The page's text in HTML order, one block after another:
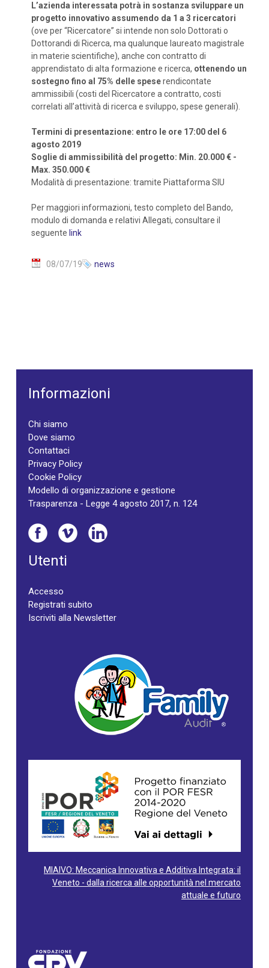
L’azienda interessata potrà in sostanza sviluppare un
progetto innovativo assumendo da 1 a 3 ricercatori
(ove per “Ricercatore” si intende non solo Dottorati o
Dottorandi di Ricerca, ma qualunque laureato magistrale
in materie scientifiche), anche con contratto di
apprendistato di alta formazione e ricerca, ottenendo un
sostegno fino al 75% delle speserendicontate
ammissibili (costi del Ricercatore a contratto, costi
correlati all’attività di ricerca e sviluppo, spese generali).
Termini di presentazione: entro le ore 17:00 del 6
agosto 2019
Soglie di ammissibilità del progetto: Min. 20.000 € -
Max. 350.000 €
Modalità di presentazione: tramite Piattaforma SIU
Per maggiori informazioni, testo completo del Bando,
modulo di domanda e relativi Allegati, consultare il
seguente link
08/07/19 news
Informazioni
Chi siamo
Dove siamo
Contattaci
Privacy Policy
Cookie Policy
Modello di organizzazione e gestione
Trasparenza - Legge 4 agosto 2017, n. 124
Utenti
Accesso
Registrati subito
Iscriviti alla Newsletter
MIAIVO: Meccanica Innovativa e Additiva Integrata: il
Veneto - dalla ricerca alle opportunità nel mercato
attuale e futuro